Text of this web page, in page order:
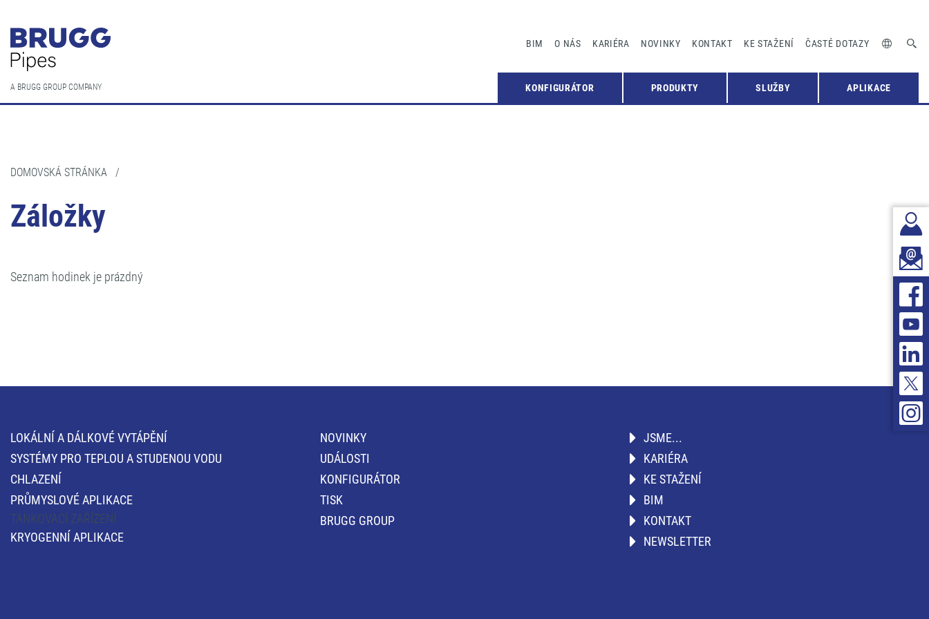
BIM O NÁS KARIÉRA NOVINKY KONTAKT KE STAŽENÍ ČASTÉ DOTAZY
A BRUGG GROUP COMPANY KONFIGURÁTOR PRODUKTY SLUŽBY APLIKACE
DOMOVSKÁ STRÁNKA /
Záložky
Seznam hodinek je prázdný
LOKÁLNÍ A DÁLKOVÉ VYTÁPĚNÍ
SYSTÉMY PRO TEPLOU A STUDENOU VODU
CHLAZENÍ
PRŮMYSLOVÉ APLIKACE
TANKOVACÍ ZAŘÍZENÍ
KRYOGENNÍ APLIKACE
NOVINKY
UDÁLOSTI
KONFIGURÁTOR
TISK
BRUGG GROUP
JSME...
KARIÉRA
KE STAŽENÍ
BIM
KONTAKT
NEWSLETTER